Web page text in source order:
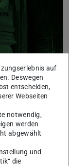
auf
Deswegen
entscheiden,
Webseiten
notwendig,
werden
abgewählt
und
die